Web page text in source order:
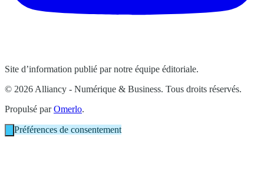
Site d’information publié par notre équipe éditoriale.
© 2026 Alliancy - Numérique & Business. Tous droits réservés.
Propulsé parOmerlo.
Préférences de consentement